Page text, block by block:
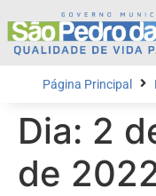
Página Principal
Dia: 2
de